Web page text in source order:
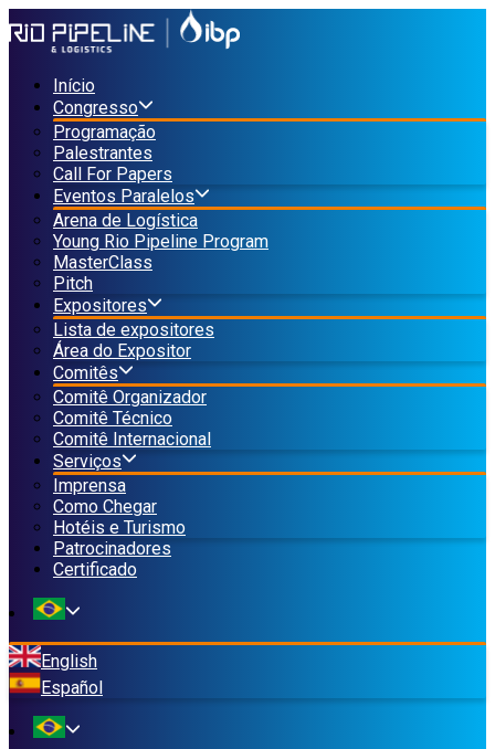
Início
Congresso
Programação
Palestrantes
Call For Papers
Eventos Paralelos
Arena de Logística
Young Rio Pipeline Program
MasterClass
Pitch
Expositores
Lista de expositores
Área do Expositor
Comitês
Comitê Organizador
Comitê Técnico
Comitê Internacional
Serviços
Imprensa
Como Chegar
Hotéis e Turismo
Patrocinadores
Certificado
English
Español